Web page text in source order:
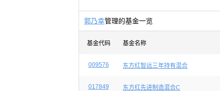
郭乃幸管理的基金一览
基金代码 基金名称
009576 东方红智远三年持有混合
017849 东方红先进制造混合C